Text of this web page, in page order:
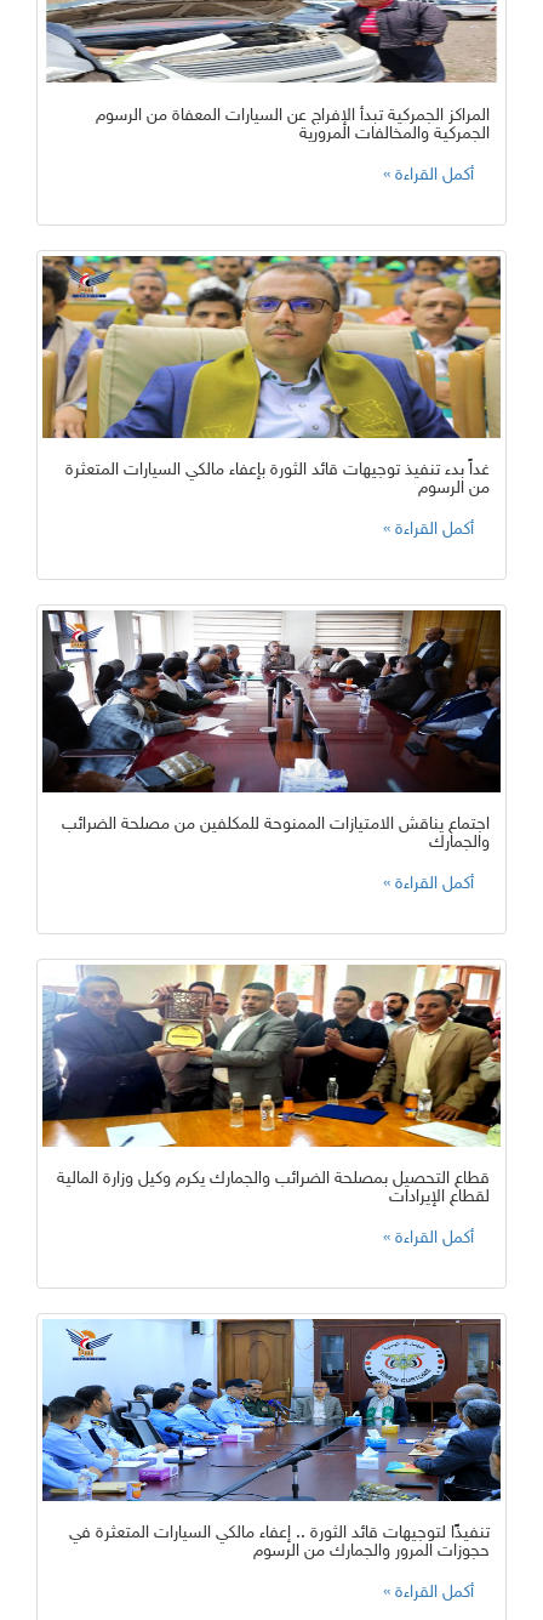
المراكز الجمركية تبدأ الإفراج عن السيارات المعفاة من الرسوم
الجمركية والمخالفات المرورية
غداً بدء تنفيذ توجيهات قائد الثورة بإعفاء مالكي السيارات المتعثرة
من الرسوم
اجتماع يناقش الامتيازات الممنوحة للمكلفين من مصلحة الضرائب
والجمارك
قطاع التحصيل بمصلحة الضرائب والجمارك يكرم وكيل وزارة المالية
لقطاع الإيرادات
تنفيذًًا لتوجيهات قائد الثورة .. إعفاء مالكي السيارات المتعثرة في
حجوزات المرور والجمارك من الرسوم